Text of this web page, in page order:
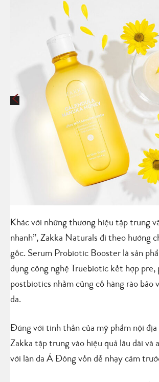
Khác với những thương hiệu tập trung
nhanh”, Zakka Naturals đi theo hướng
gốc. Serum Probiotic Booster là sản
dụng công nghệ Truebiotic kết hợp pre,
postbiotics nhằm củng cố hàng rào bảo
da.
Đúng với tinh thần của mỹ phẩm nội
Zakka tập trung vào hiệu quả lâu dài và
với làn da Á Đông vốn dễ nhạy cảm